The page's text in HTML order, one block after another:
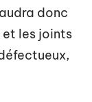
donc
et les joints